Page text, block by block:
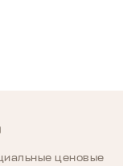
ценовые